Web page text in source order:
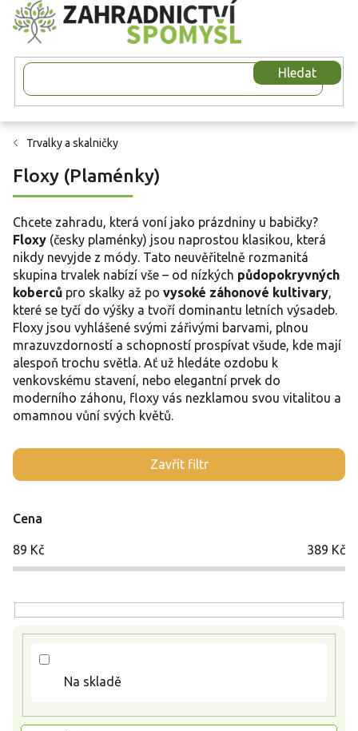
Přejít
na
obsah
Hledat
Trvalky a skalničky
Floxy (Plaménky)
Chcete zahradu, která voní jako prázdniny u babičky?
Floxy (česky plaménky) jsou naprostou klasikou, která
nikdy nevyjde z módy. Tato neuvěřitelně rozmanitá
skupina trvalek nabízí vše – od nízkých půdopokryvných
koberců pro skalky až po vysoké záhonové kultivary
které se tyčí do výšky a tvoří dominantu letních výsadeb.
Floxy jsou vyhlášené svými zářivými barvami, plnou
mrazuvzdorností a schopností prospívat všude, kde mají
alespoň trochu světla. Ať už hledáte ozdobu k
venkovskému stavení, nebo elegantní prvek do
moderního záhonu, floxy vás nezklamou svou vitalitou a
omamnou vůní svých květů.
Zavřít filtr
Cena
89 Kč 389 Kč
Na skladě
V
ý
s
p
u